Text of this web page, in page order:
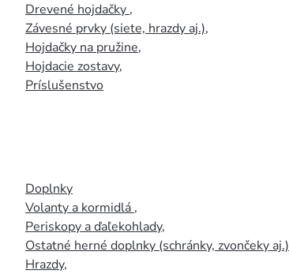
Drevené hojdačky ,
Závesné prvky (siete, hrazdy aj.),
Hojdačky na pružine,
Hojdacie zostavy,
Príslušenstvo
Doplnky
Volanty a kormidlá ,
Periskopy a ďaľekohlady,
Ostatné herné doplnky (schránky, zvončeky aj.)
Hrazdy,